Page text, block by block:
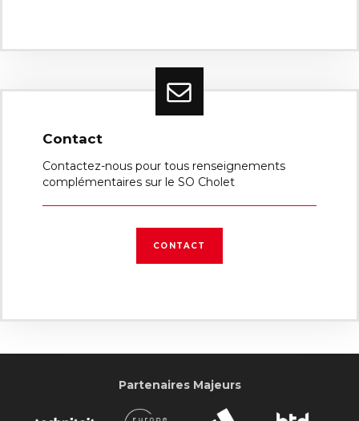
Contact
Contactez-nous pour tous renseignements
complémentaires sur le SO Cholet
CONTACT
Partenaires Majeurs